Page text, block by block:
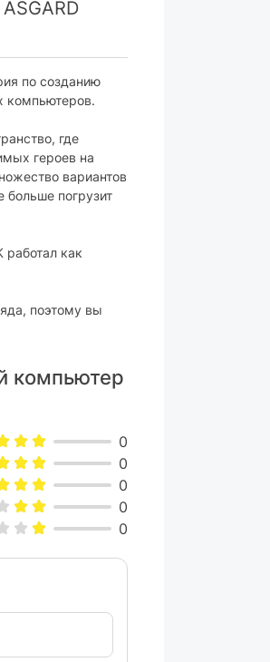
по созданию
компьютеров.
где
героев на
вариантов
больше погрузит
как
поэтому вы
компьютер
0
0
0
0
0